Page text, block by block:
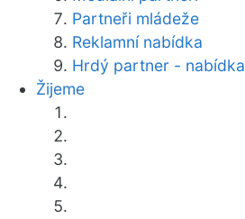
Partneři mládeže
Reklamní nabídka
Hrdý partner - nabídka
Žijeme